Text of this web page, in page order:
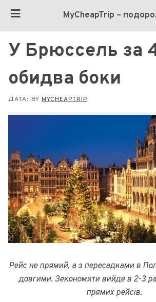
MyCheapTrip –
У Брюссель за
обидва боки
ДАТА: BY MYCHEAPTRIP
Рейс не прямий, а з пересадками в
довгими. Зекономити вийде в 2-3
прямих рейсів.